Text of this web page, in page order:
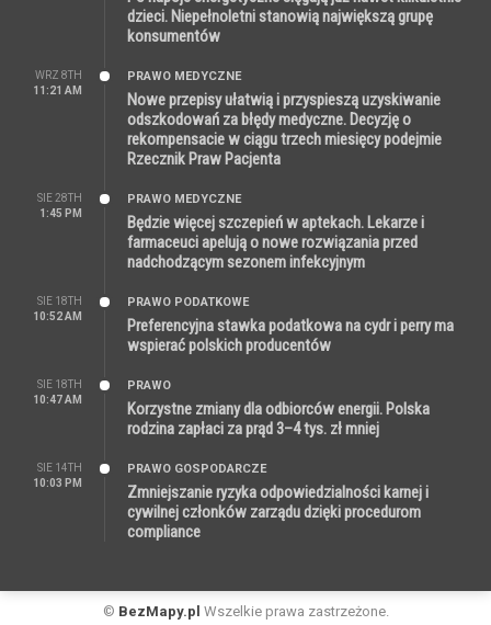
dzieci. Niepełnoletni stanowią największą grupę
konsumentów
WRZ 8TH
11:21 AM
PRAWO MEDYCZNE
Nowe przepisy ułatwią i przyspieszą uzyskiwanie
odszkodowań za błędy medyczne. Decyzję o
rekompensacie w ciągu trzech miesięcy podejmie
Rzecznik Praw Pacjenta
SIE 28TH
1:45 PM
PRAWO MEDYCZNE
Będzie więcej szczepień w aptekach. Lekarze i
farmaceuci apelują o nowe rozwiązania przed
nadchodzącym sezonem infekcyjnym
SIE 18TH
10:52 AM
PRAWO PODATKOWE
Preferencyjna stawka podatkowa na cydr i perry ma
wspierać polskich producentów
SIE 18TH
10:47 AM
PRAWO
Korzystne zmiany dla odbiorców energii. Polska
rodzina zapłaci za prąd 3–4 tys. zł mniej
SIE 14TH
10:03 PM
PRAWO GOSPODARCZE
Zmniejszanie ryzyka odpowiedzialności karnej i
cywilnej członków zarządu dzięki procedurom
compliance
© BezMapy.pl Wszelkie prawa zastrzeżone.